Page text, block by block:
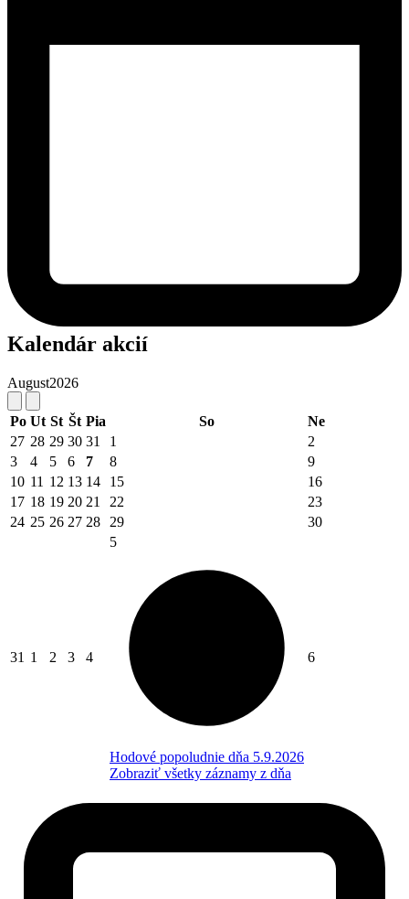
Kalendár akcií
August2026
Po Ut St Št Pia So
Ne
27 28 29 30 31 1
2
3
4 5 6 7 8
9
10 11 12 13 14 15
16
17 18 19 20 21 22
23
24 25 26 27 28 29 30
31 1 2 3 4
5
Hodové popoludnie dňa 5.9.2026
Zobraziť všetky záznamy z dňa
6